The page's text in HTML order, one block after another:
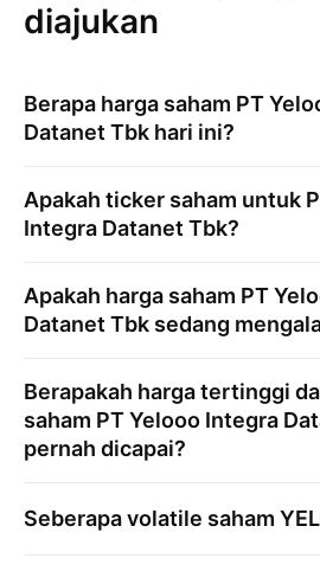
diajukan
Berapa harga saham PT
Datanet Tbk hari ini?
Apakah ticker saham untuk
Integra Datanet Tbk?
Apakah harga saham PT
Datanet Tbk sedang
Berapakah harga tertinggi
saham PT Yelooo Integra
pernah dicapai?
Seberapa volatile saham